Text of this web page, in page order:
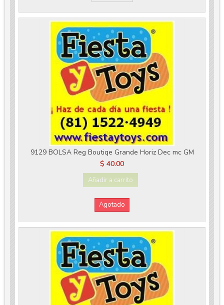
9129 BOLSA Reg Boutiqe Grande Horiz Dec mc GM
$ 40.00
Añadir a carrito
Agotado